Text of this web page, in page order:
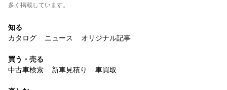
多く掲載しています。
知る
カタログ
ニュース オリジナル記事
買う・売る
中古車検索
新車見積り 車買取